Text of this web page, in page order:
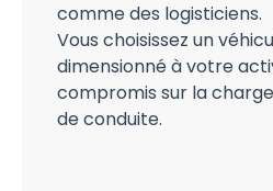
comme des logisticiens.
Vous choisissez un
dimensionné à votre
compromis sur la
de conduite.